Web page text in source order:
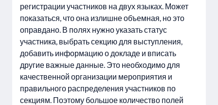
регистрации участников на двух языках. Может
показаться, что она излишне объемная, но это
оправдано. В полях нужно указать статус
участника, выбрать секцию для выступления,
добавить информацию о докладе и вписать
другие важные данные. Это необходимо для
качественной организации мероприятия и
правильного распределения участников по
секциям. Поэтому большое количество полей